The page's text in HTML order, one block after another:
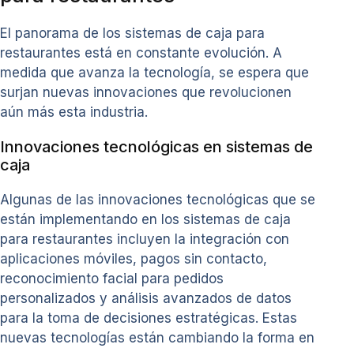
El panorama de los sistemas de caja para
restaurantes está en constante evolución. A
medida que avanza la tecnología, se espera que
surjan nuevas innovaciones que revolucionen
aún más esta industria.
Innovaciones tecnológicas en sistemas de
caja
Algunas de las innovaciones tecnológicas que se
están implementando en los sistemas de caja
para restaurantes incluyen la integración con
aplicaciones móviles, pagos sin contacto,
reconocimiento facial para pedidos
personalizados y análisis avanzados de datos
para la toma de decisiones estratégicas. Estas
nuevas tecnologías están cambiando la forma en